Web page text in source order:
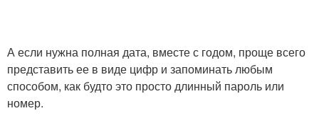
А если нужна полная дата, вместе с годом, проще всего
представить ее в виде цифр и запоминать любым
способом, как будто это просто длинный пароль или
номер.